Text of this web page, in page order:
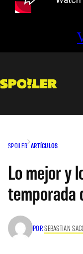
SPOILER ARTÍCULOS
Lo mejor y
temporada
PORSEBASTIAN